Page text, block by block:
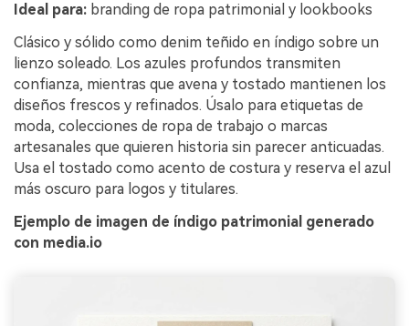
Ideal para: branding de ropa patrimonial y lookbooks
Clásico y sólido como denim teñido en índigo sobre un
lienzo soleado. Los azules profundos transmiten
confianza, mientras que avena y tostado mantienen los
diseños frescos y refinados. Úsalo para etiquetas de
moda, colecciones de ropa de trabajo o marcas
artesanales que quieren historia sin parecer anticuadas.
Usa el tostado como acento de costura y reserva el azul
más oscuro para logos y titulares.
Ejemplo de imagen de índigo patrimonial generado
con media.io